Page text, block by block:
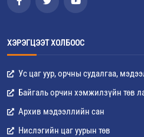
ХЭРЭГЦЭЭТ ХОЛБООС
Ус цаг уур, орчны судалгаа,
Байгаль орчин хэмжилзүйн төв
Архив мэдээллийн сан
Нислэгийн цаг уурын төв